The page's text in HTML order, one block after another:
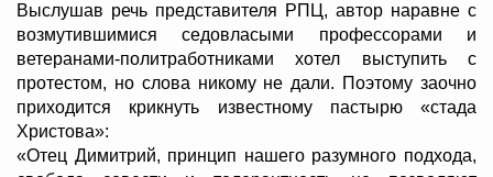
Выслушав речь представителя РПЦ, автор наравне с
возмутившимися седовласыми профессорами и
ветеранами-политработниками хотел выступить с
протестом, но слова никому не дали. Поэтому заочно
приходится крикнуть известному пастырю «стада
Христова»:
«Отец Димитрий, принцип нашего разумного подхода,